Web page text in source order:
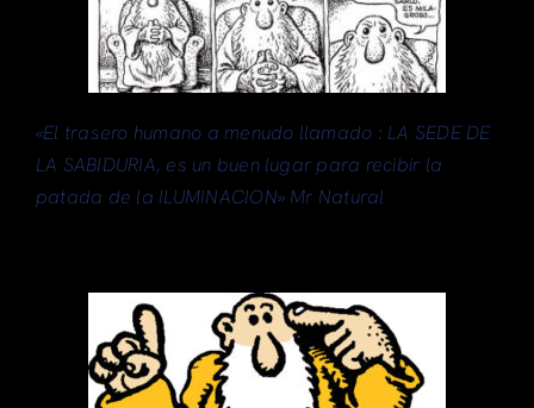
«El trasero humano a menudo llamado : LA SEDE DE
LA SABIDURIA, es un buen lugar para recibir la
patada de la ILUMINACION» Mr Natural